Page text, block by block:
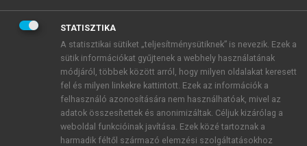
BELÉPÉS SAJÁT FIÓKKAL
ÚJ FIÓK LÉTREHOZÁSA
1 óra díjmentes hozzáférés
E-MAIL-CÍM
STATISZTIKA
A statisztikai sütiket „teljesítménysütiknek” is nevezik. Ezek a
sütik információkat gyűjtenek a webhely használatának
módjáról, többek között arról, hogy milyen oldalakat keresett
fel és milyen linkekre kattintott. Ezek az információk a
felhasználó azonosítására nem használhatóak, mivel az
adatok összesítettek és anonimizáltak. Céljuk kizárólag a
weboldal funkcióinak javítása. Ezek közé tartoznak a
harmadik féltől származó elemzési szolgáltatásokhoz